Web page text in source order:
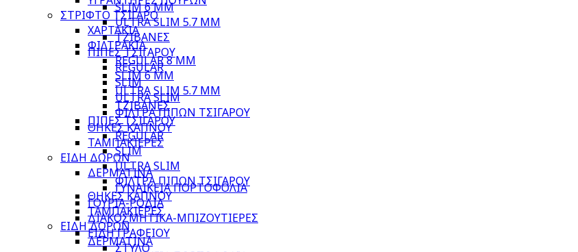
SLIM 6 MM
ULTRA SLIM 5.7 MM
ΤΖΙΒΑΝΕΣ
ΠΙΠΕΣ ΤΣΙΓΑΡΟΥ
REGULAR
SLIM
ULTRA SLIM
ΦΙΛΤΡΑ ΠΙΠΩΝ ΤΣΙΓΑΡΟΥ
ΘΗΚΕΣ ΚΑΠΝΟΥ
ΤΑΜΠΑΚΙΕΡΕΣ
ΕΙΔΗ ΔΩΡΩΝ
ΔΕΡΜΑΤΙΝΑ
ΓΥΝΑΙΚΕΙΑ ΠΟΡΤΟΦΟΛΙΑ
ΓΟΥΡΙΑ-ΡΟΔΙΑ
ΔΙΑΚΟΣΜΗΤΙΚΑ-ΜΠΙΖΟΥΤΙΕΡΕΣ
ΕΙΔΗ ΓΡΑΦΕΙΟΥ
ΣΤΥΛΟ
ΣΤΡΙΦΤΟ ΤΣΙΓΑΡΟ
ΧΑΡΤΑΚΙΑ
ΦΙΛΤΡΑΚΙΑ
REGULAR 8 MM
SLIM 6 MM
ULTRA SLIM 5.7 MM
ΤΖΙΒΑΝΕΣ
ΠΙΠΕΣ ΤΣΙΓΑΡΟΥ
REGULAR
SLIM
ULTRA SLIM
ΦΙΛΤΡΑ ΠΙΠΩΝ ΤΣΙΓΑΡΟΥ
ΘΗΚΕΣ ΚΑΠΝΟΥ
ΤΑΜΠΑΚΙΕΡΕΣ
ΕΙΔΗ ΔΩΡΩΝ
ΔΕΡΜΑΤΙΝΑ